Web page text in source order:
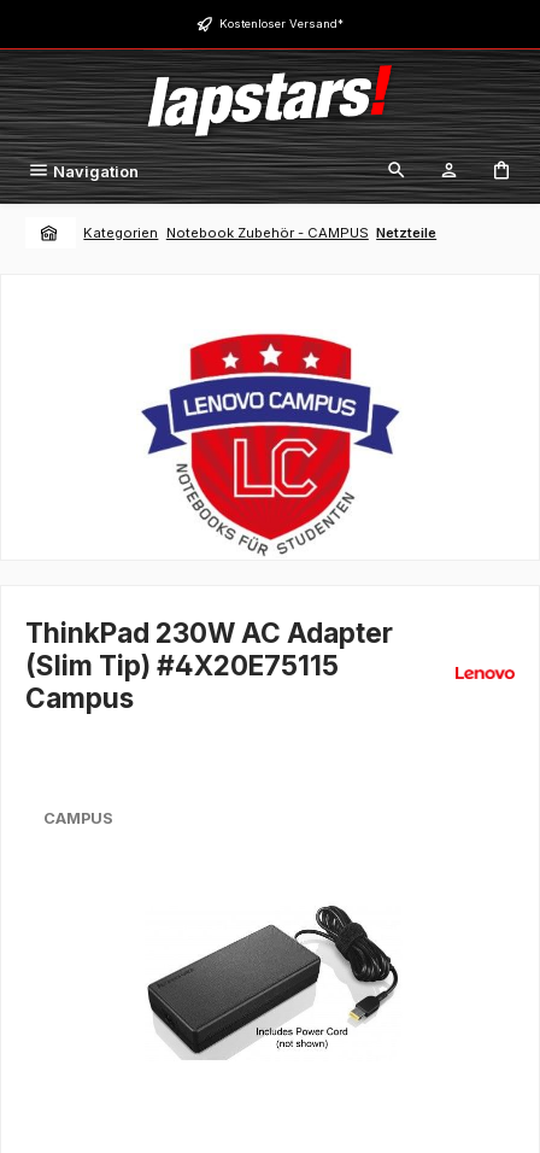
Zum Hauptinhalt springen Kostenloser Versand*
Navigation
Kategorien Notebook Zubehör - CAMPUS Netzteile
ThinkPad 230W AC Adapter
(Slim Tip) #4X20E75115
Campus
CAMPUS